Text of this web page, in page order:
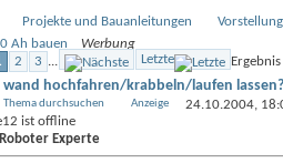
Projekte und Bauanleitungen
Werbung
2 3 ... Letzte
hochfahren/krabbeln/laufen lassen?
Thema durchsuchen Anzeige 24.10.2004,
Roboter Experte